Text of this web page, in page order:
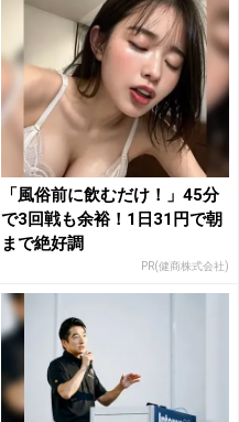
「風俗前に飲むだけ！」45分
で3回戦も余裕！1日31円で朝
まで絶好調
PR(健商株式会社)